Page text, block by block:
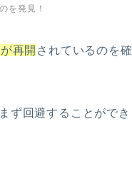
を発見！
再開 されているのを確
ず回避することができ